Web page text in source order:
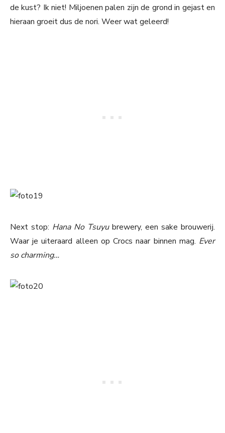
de kust? Ik niet! Miljoenen palen zijn de grond in gejast en
hieraan groeit dus de nori. Weer wat geleerd!
Next stop: Hana No Tsuyu brewery, een sake brouwerij.
Waar je uiteraard alleen op Crocs naar binnen mag. Ever
so charming…